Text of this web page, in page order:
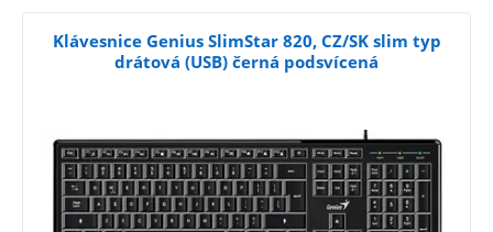
Klávesnice Genius SlimStar 820, CZ/SK slim typ
drátová (USB) černá podsvícená